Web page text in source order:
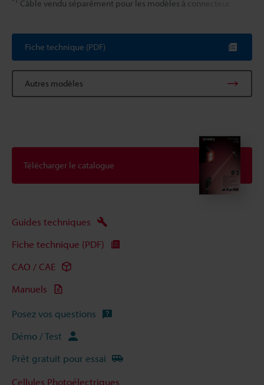
Câble vendu séparément pour les modèles à connecteur
Fiche technique (PDF)
Autres modèles
Télécharger le catalogue
Guides techniques
Fiche technique (PDF)
CAO / CAE
Manuels
Posez vos questions
Démo / Test
Prêt gratuit pour essai
Cellules Photoélectriques